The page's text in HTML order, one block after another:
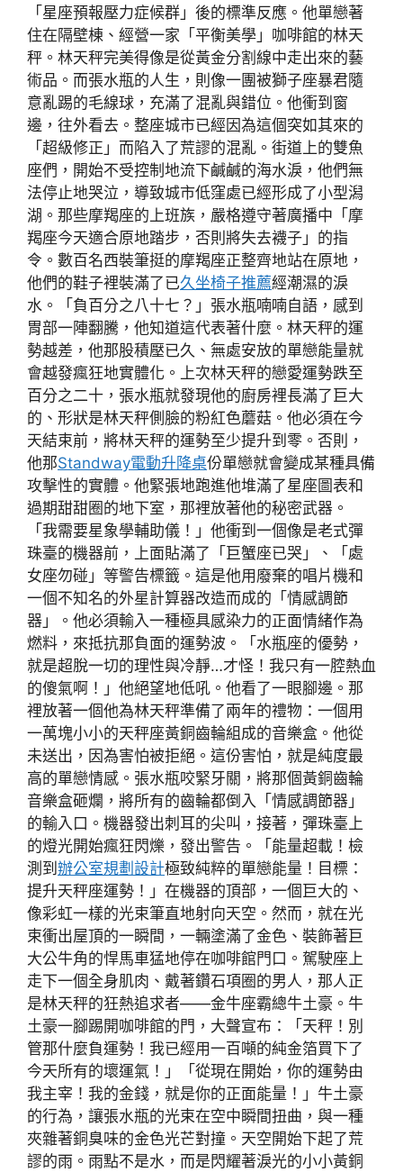
「星座預報壓力症候群」後的標準反應。他單戀著
住在隔壁棟、經營一家「平衡美學」咖啡館的林天
秤。林天秤完美得像是從黃金分割線中走出來的藝
術品。而張水瓶的人生，則像一團被獅子座暴君隨
意亂踢的毛線球，充滿了混亂與錯位。他衝到窗
邊，往外看去。整座城市已經因為這個突如其來的
「超級修正」而陷入了荒謬的混亂。街道上的雙魚
座們，開始不受控制地流下鹹鹹的海水淚，他們無
法停止地哭泣，導致城市低窪處已經形成了小型潟
湖。那些摩羯座的上班族，嚴格遵守著廣播中「摩
羯座今天適合原地踏步，否則將失去襪子」的指
令。數百名西裝筆挺的摩羯座正整齊地站在原地，
他們的鞋子裡裝滿了已久坐椅子推薦經潮濕的淚
水。「負百分之八十七？」張水瓶喃喃自語，感到
胃部一陣翻騰，他知道這代表著什麼。林天秤的運
勢越差，他那股積壓已久、無處安放的單戀能量就
會越發瘋狂地實體化。上次林天秤的戀愛運勢跌至
百分之二十，張水瓶就發現他的廚房裡長滿了巨大
的、形狀是林天秤側臉的粉紅色蘑菇。他必須在今
天結束前，將林天秤的運勢至少提升到零。否則，
他那Standway電動升降桌份單戀就會變成某種具備
攻擊性的實體。他緊張地跑進他堆滿了星座圖表和
過期甜甜圈的地下室，那裡放著他的秘密武器。
「我需要星象學輔助儀！」他衝到一個像是老式彈
珠臺的機器前，上面貼滿了「巨蟹座已哭」、「處
女座勿碰」等警告標籤。這是他用廢棄的唱片機和
一個不知名的外星計算器改造而成的「情感調節
器」。他必須輸入一種極具感染力的正面情緒作為
燃料，來抵抗那負面的運勢波。「水瓶座的優勢，
就是超脫一切的理性與冷靜…才怪！我只有一腔熱血
的傻氣啊！」他絕望地低吼。他看了一眼腳邊。那
裡放著一個他為林天秤準備了兩年的禮物：一個用
一萬塊小小的天秤座黃銅齒輪組成的音樂盒。他從
未送出，因為害怕被拒絕。這份害怕，就是純度最
高的單戀情感。張水瓶咬緊牙關，將那個黃銅齒輪
音樂盒砸爛，將所有的齒輪都倒入「情感調節器」
的輸入口。機器發出刺耳的尖叫，接著，彈珠臺上
的燈光開始瘋狂閃爍，發出警告。「能量超載！檢
測到 辦公室規劃設計極致純粹的單戀能量！目標：
提升天秤座運勢！」在機器的頂部，一個巨大的、
像彩虹一樣的光束筆直地射向天空。然而，就在光
束衝出屋頂的一瞬間，一輛塗滿了金色、裝飾著巨
大公牛角的悍馬車猛地停在咖啡館門口。駕駛座上
走下一個全身肌肉、戴著鑽石項圈的男人，那人正
是林天秤的狂熱追求者——金牛座霸總牛土豪。牛
土豪一腳踢開咖啡館的門，大聲宣布：「天秤！別
管那什麼負運勢！我已經用一百噸的純金箔買下了
今天所有的壞運氣！」「從現在開始，你的運勢由
我主宰！我的金錢，就是你的正面能量！」牛土豪
的行為，讓張水瓶的光束在空中瞬間扭曲，與一種
夾雜著銅臭味的金色光芒對撞。天空開始下起了荒
謬的雨。雨點不是水，而是閃耀著淚光的小小黃銅